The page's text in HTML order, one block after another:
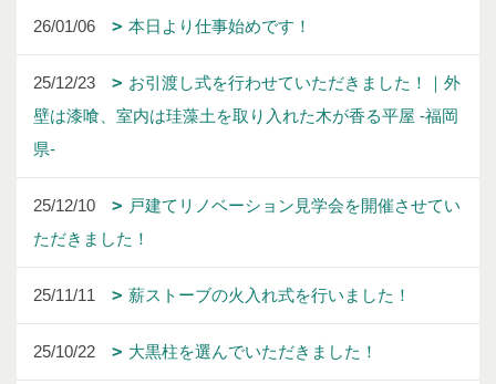
26/01/06 本日より仕事始めです！
25/12/23
お引渡し式を行わせていただきました！｜外
壁は漆喰、室内は珪藻土を取り入れた木が香る平屋 -福岡
県-
25/12/10
戸建てリノベーション見学会を開催させてい
ただきました！
25/11/11 薪ストーブの火入れ式を行いました！
25/10/22 大黒柱を選んでいただきました！